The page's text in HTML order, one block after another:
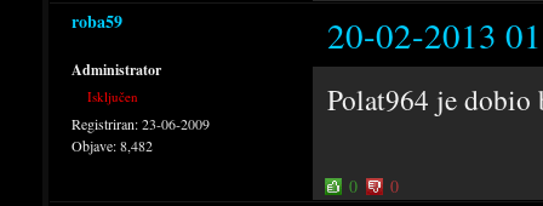
roba59 20-02-2013
Administrator
Isključen
Registriran:23-06-2009
Objave:8,482
Polat964 je dobio
0 0